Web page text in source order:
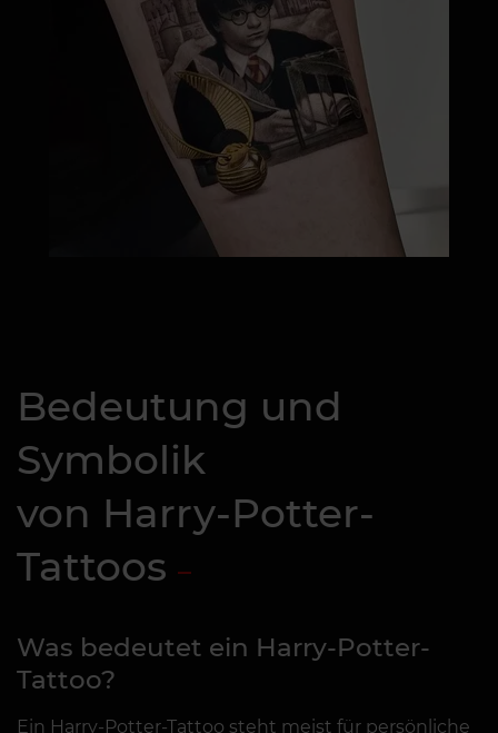
Bedeutung und
Symbolik
von Harry-Potter-
Tattoos
Was bedeutet ein Harry-Potter-
Tattoo?
Ein Harry-Potter-Tattoo steht meist für persönliche